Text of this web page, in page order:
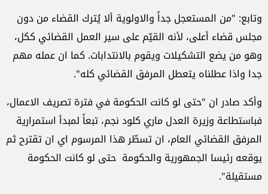
وتابع: "من المستعجل جداً والاولوية ألا يُترك القضاء من دون
مجلس قضاء أعلى، لأنه القيّم على سير العمل القضائي ككل،
وهو من يضع التشكيلات ويقوم بالانتدابات. كما ان عمله مهم
جدا واذا عطلناه يتعطل المرفق القضائي كله".
وأكد صادر ان "حتى لو كانت الحكومة في فترة تصريف الاعمال،
فباستطاعة وزيرة العدل ماري كلود نجم، تبعاً لمبدأ استمرارية
المرفق القضائي العام، ان تسطّر هذا المرسوم اي ان تقترح ثم
يوقعه رئيسا الجمهورية والحكومة حتى لو كانت الحكومة
مستقيلة".